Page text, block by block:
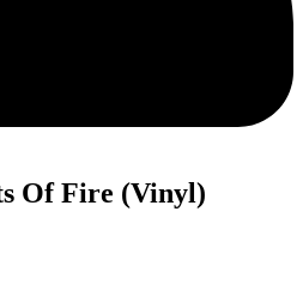
Of Fire (Vinyl)